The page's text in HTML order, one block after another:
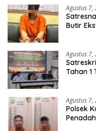
Agustus 7,
Butir
Agustus 7,
Tahan 1
Agustus 7,
Polsek